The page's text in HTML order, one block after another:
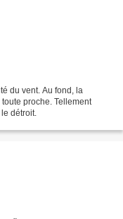
du vent. Au fond, la
proche. Tellement
détroit.